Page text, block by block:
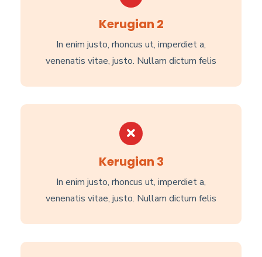
Kerugian 2
In enim justo, rhoncus ut, imperdiet a,
venenatis vitae, justo. Nullam dictum felis
Kerugian 3
In enim justo, rhoncus ut, imperdiet a,
venenatis vitae, justo. Nullam dictum felis